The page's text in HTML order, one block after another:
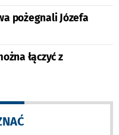
pożegnali Józefa
łączyć z